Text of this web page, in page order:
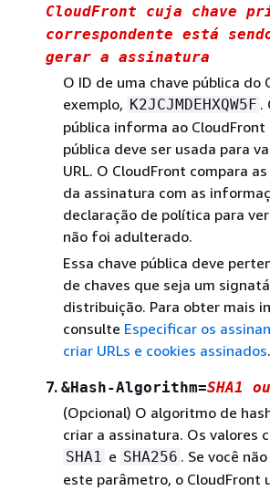
CloudFront cuja chave
correspondente está
gerar a assinatura
O ID de uma chave pública do
exemplo, K2JCJMDEHXQW5F .
pública informa ao CloudFront
pública deve ser usada para
URL. O CloudFront compara
da assinatura com as
declaração de política para
não foi adulterado.
Essa chave pública deve
de chaves que seja um
distribuição. Para obter mais
consulte Especificar os
criar URLs e cookies assinados.
7. &Hash-Algorithm=SHA1
(Opcional) O algoritmo de
criar a assinatura. Os valores
SHA1 e SHA256 . Se você
este parâmetro, o CloudFront